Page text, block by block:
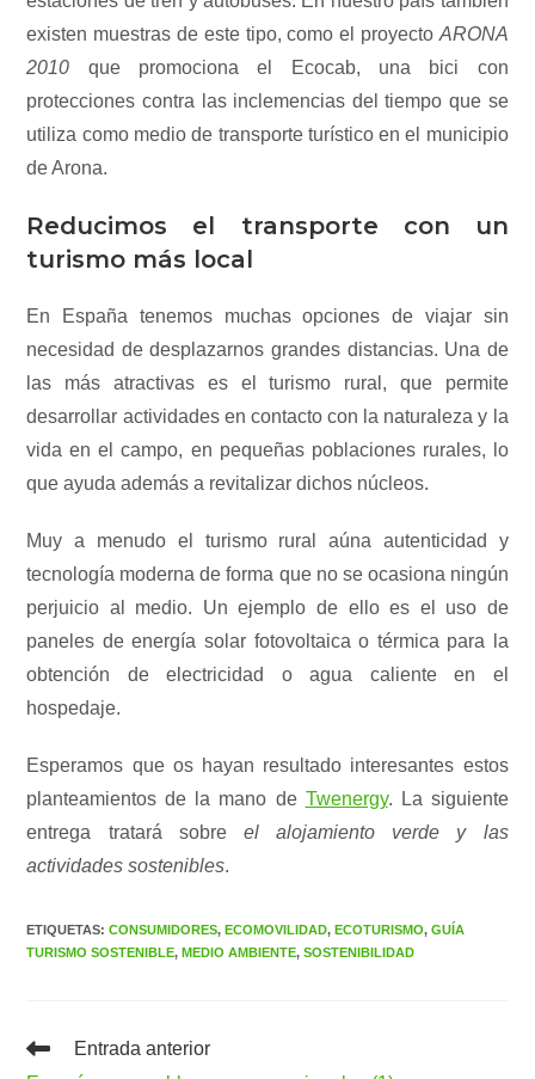
existen muestras de este tipo, como el proyecto ARONA
2010 que promociona el Ecocab, una bici con
protecciones contra las inclemencias del tiempo que se
utiliza como medio de transporte turístico en el municipio
de Arona.
Reducimos el transporte con un
turismo más local
En España tenemos muchas opciones de viajar sin
necesidad de desplazarnos grandes distancias. Una de
las más atractivas es el turismo rural, que permite
desarrollar actividades en contacto con la naturaleza y la
vida en el campo, en pequeñas poblaciones rurales, lo
que ayuda además a revitalizar dichos núcleos.
Muy a menudo el turismo rural aúna autenticidad y
tecnología moderna de forma que no se ocasiona ningún
perjuicio al medio. Un ejemplo de ello es el uso de
paneles de energía solar fotovoltaica o térmica para la
obtención de electricidad o agua caliente en el
hospedaje.
Esperamos que os hayan resultado interesantes estos
planteamientos de la mano de Twenergy. La siguiente
entrega tratará sobre el alojamiento verde y las
actividades sostenibles.
ETIQUETAS:CONSUMIDORES, ECOMOVILIDAD, ECOTURISMO, GUÍA
TURISMO SOSTENIBLE, MEDIO AMBIENTE, SOSTENIBILIDAD
Leer
Entrada anterior